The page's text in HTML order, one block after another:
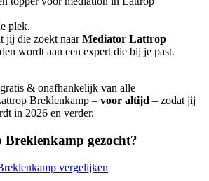
plek.
jij die zoekt naarMediator Lattrop
wordt aan een expert die bij je past.
& onafhankelijk van alle
Breklenkamp – voor altijd – zodat jij
in 2026 en verder.
gezocht?
vergelijken